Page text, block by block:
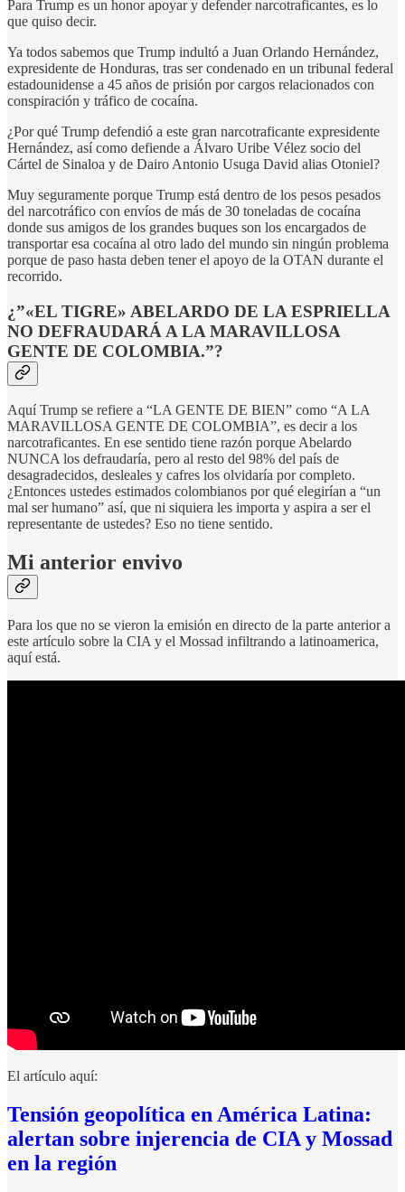
Para Trump es un honor apoyar y defender narcotraficantes, es lo
que quiso decir.
Ya todos sabemos que Trump indultó a Juan Orlando Hernández,
expresidente de Honduras, tras ser condenado en un tribunal federal
estadounidense a 45 años de prisión por cargos relacionados con
conspiración y tráfico de cocaína.
¿Por qué Trump defendió a este gran narcotraficante expresidente
Hernández, así como defiende a Álvaro Uribe Vélez socio del
Cártel de Sinaloa y de Dairo Antonio Usuga David alias Otoniel?
Muy seguramente porque Trump está dentro de los pesos pesados
del narcotráfico con envíos de más de 30 toneladas de cocaína
donde sus amigos de los grandes buques son los encargados de
transportar esa cocaína al otro lado del mundo sin ningún problema
porque de paso hasta deben tener el apoyo de la OTAN durante el
recorrido.
¿”«EL TIGRE» ABELARDO DE LA ESPRIELLA
NO DEFRAUDARÁ A LA MARAVILLOSA
GENTE DE COLOMBIA.”?
Aquí Trump se refiere a “LA GENTE DE BIEN” como “A LA
MARAVILLOSA GENTE DE COLOMBIA”, es decir a los
narcotraficantes. En ese sentido tiene razón porque Abelardo
NUNCA los defraudaría, pero al resto del 98% del país de
desagradecidos, desleales y cafres los olvidaría por completo.
¿Entonces ustedes estimados colombianos por qué elegirían a “un
mal ser humano” así, que ni siquiera les importa y aspira a ser el
representante de ustedes? Eso no tiene sentido.
Mi anterior envivo
Para los que no se vieron la emisión en directo de la parte anterior a
este artículo sobre la CIA y el Mossad infiltrando a latinoamerica,
aquí está.
El artículo aquí:
Tensión geopolítica en América Latina:
alertan sobre injerencia de CIA y Mossad
en la región